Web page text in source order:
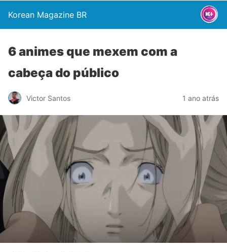
Korean Magazine BR
6 animes que mexem com a
cabeça do público
Victor Santos 1 ano atrás